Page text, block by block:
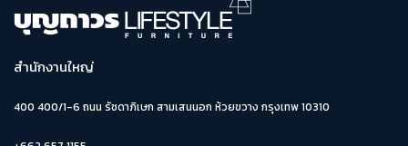
สำนักงานใหญ่
400 400/1-6 ถนน รัชดาภิเษก สามเสนนอก ห้วยขวาง กรุงเทพ 10310